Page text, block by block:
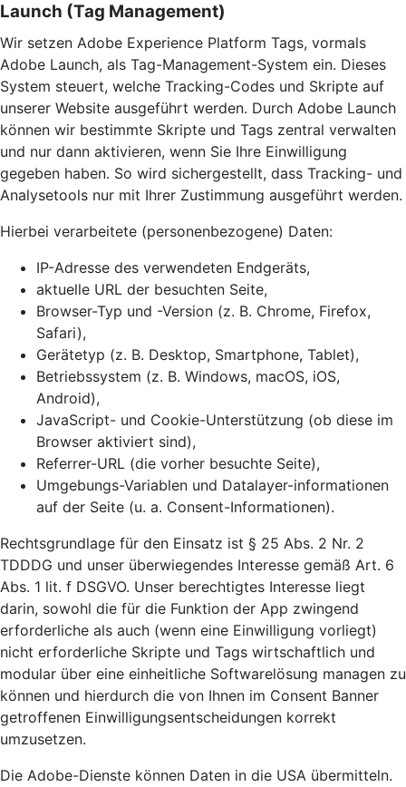
Launch (Tag Management)
Wir setzen Adobe Experience Platform Tags, vormals
Adobe Launch, als Tag-Management-System ein. Dieses
System steuert, welche Tracking-Codes und Skripte auf
unserer Website ausgeführt werden. Durch Adobe Launch
können wir bestimmte Skripte und Tags zentral verwalten
und nur dann aktivieren, wenn Sie Ihre Einwilligung
gegeben haben. So wird sichergestellt, dass Tracking- und
Analysetools nur mit Ihrer Zustimmung ausgeführt werden.
Hierbei verarbeitete (personenbezogene) Daten:
IP-Adresse des verwendeten Endgeräts,
aktuelle URL der besuchten Seite,
Browser-Typ und -Version (z. B. Chrome, Firefox,
Safari),
Gerätetyp (z. B. Desktop, Smartphone, Tablet),
Betriebssystem (z. B. Windows, macOS, iOS,
Android),
JavaScript- und Cookie-Unterstützung (ob diese im
Browser aktiviert sind),
Referrer-URL (die vorher besuchte Seite),
Umgebungs-Variablen und Datalayer-informationen
auf der Seite (u. a. Consent-Informationen).
Rechtsgrundlage für den Einsatz ist § 25 Abs. 2 Nr. 2
TDDDG und unser überwiegendes Interesse gemäß Art. 6
Abs. 1 lit. f DSGVO. Unser berechtigtes Interesse liegt
darin, sowohl die für die Funktion der App zwingend
erforderliche als auch (wenn eine Einwilligung vorliegt)
nicht erforderliche Skripte und Tags wirtschaftlich und
modular über eine einheitliche Softwarelösung managen zu
können und hierdurch die von Ihnen im Consent Banner
getroffenen Einwilligungsentscheidungen korrekt
umzusetzen.
Die Adobe-Dienste können Daten in die USA übermitteln.